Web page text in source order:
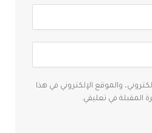
والموقع الإلكتروني في هذا
المقبلة في تعليقي.